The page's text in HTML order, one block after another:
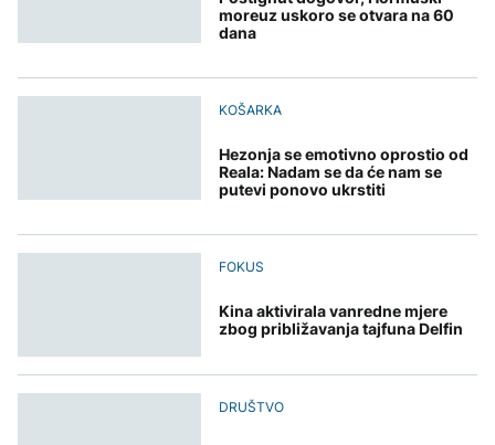
moreuz uskoro se otvara na 60
dana
KOŠARKA
Hezonja se emotivno oprostio od
Reala: Nadam se da će nam se
putevi ponovo ukrstiti
FOKUS
Kina aktivirala vanredne mjere
zbog približavanja tajfuna Delfin
DRUŠTVO